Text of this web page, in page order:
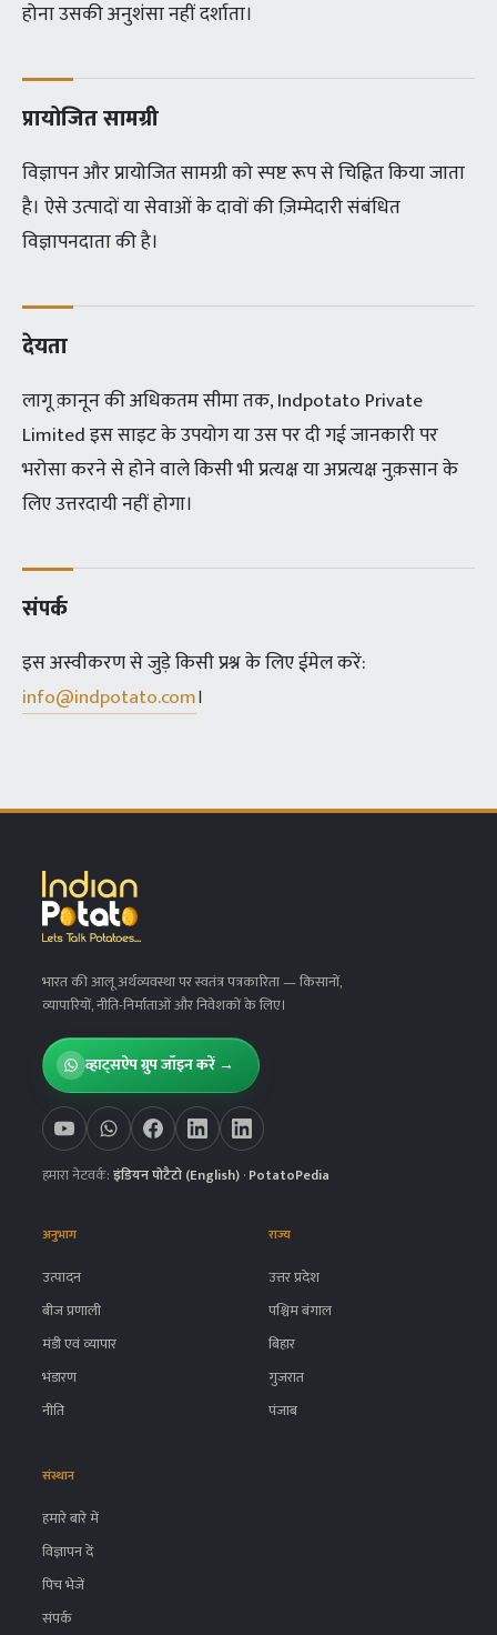
होना उसकी अनुशंसा नहीं दर्शाता।
प्रायोजित सामग्री
विज्ञापन और प्रायोजित सामग्री को स्पष्ट रूप से चिह्नित किया जाता
है। ऐसे उत्पादों या सेवाओं के दावों की ज़िम्मेदारी संबंधित
विज्ञापनदाता की है।
देयता
लागू क़ानून की अधिकतम सीमा तक,Indpotato Private
Limitedइस साइट के उपयोग या उस पर दी गई जानकारी पर
भरोसा करने से होने वाले किसी भी प्रत्यक्ष या अप्रत्यक्ष नुक़सान के
लिए उत्तरदायी नहीं होगा।
संपर्क
इस अस्वीकरण से जुड़े किसी प्रश्न के लिए ईमेल करें:
info@indpotato.com।
भारत की आलू अर्थव्यवस्था पर स्वतंत्र पत्रकारिता— किसानों,
व्यापारियों, नीति-निर्माताओं और निवेशकों के लिए।
व्हाट्सऐप ग्रुप जॉइन करें →
हमारा नेटवर्क:इंडियन पोटैटो (English)·PotatoPedia
अनुभाग
उत्पादन
बीज प्रणाली
मंडी एवं व्यापार
भंडारण
नीति
राज्य
उत्तर प्रदेश
पश्चिम बंगाल
बिहार
गुजरात
पंजाब
संस्थान
हमारे बारे में
विज्ञापन दें
पिच भेजें
संपर्क